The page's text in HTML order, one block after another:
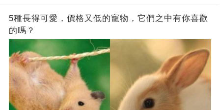
5種長得可愛，價格又低的寵物，它們之中有你喜歡
的嗎？